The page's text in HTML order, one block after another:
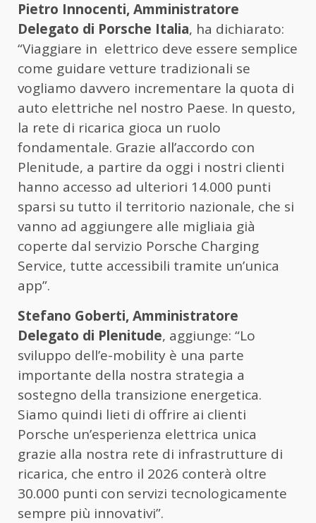
Pietro Innocenti, Amministratore
Delegato di Porsche Italia, ha dichiarato:
“Viaggiare in elettrico deve essere semplice
come guidare vetture tradizionali se
vogliamo davvero incrementare la quota di
auto elettriche nel nostro Paese. In questo,
la rete di ricarica gioca un ruolo
fondamentale. Grazie all’accordo con
Plenitude, a partire da oggi i nostri clienti
hanno accesso ad ulteriori 14.000 punti
sparsi su tutto il territorio nazionale, che si
vanno ad aggiungere alle migliaia già
coperte dal servizio Porsche Charging
Service, tutte accessibili tramite un’unica
app”.
Stefano Goberti, Amministratore
Delegato di Plenitude, aggiunge: “Lo
sviluppo dell’e-mobility è una parte
importante della nostra strategia a
sostegno della transizione energetica.
Siamo quindi lieti di offrire ai clienti
Porsche un’esperienza elettrica unica
grazie alla nostra rete di infrastrutture di
ricarica, che entro il 2026 conterà oltre
30.000 punti con servizi tecnologicamente
sempre più innovativi”.